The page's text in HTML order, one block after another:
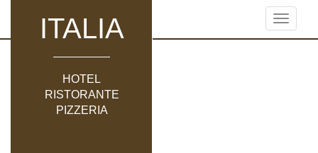
ITALIA
HOTEL
RISTORANTE
PIZZERIA
Toggle